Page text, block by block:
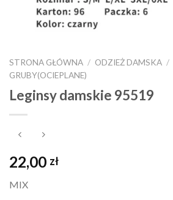
STRONA GŁÓWNA / ODZIEŻ DAMSKA /
GRUBY(OCIEPLANE)
Leginsy damskie 95519
22,00 zł
MIX